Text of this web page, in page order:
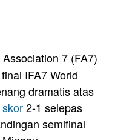
7 (FA7)
IFA7 World
dramatis atas
skor2-1 selepas
semifinal